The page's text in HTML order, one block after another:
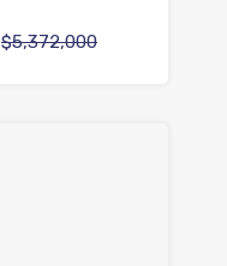
$5,372,000